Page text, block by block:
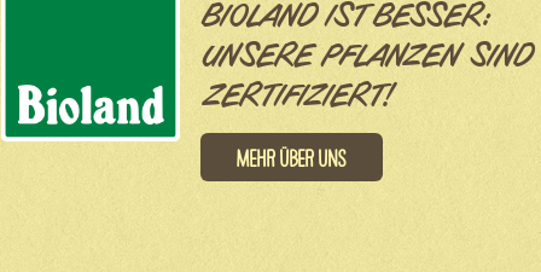
BIOLAND IST BESSER:
UNSERE PFLANZEN SIND
ZERTIFIZIERT!
Mehr über uns